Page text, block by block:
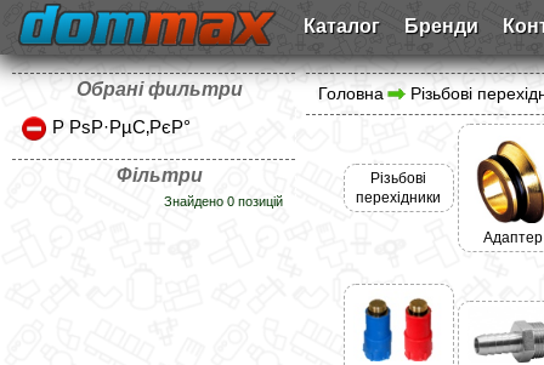
Каталог Бренди
Обрані фильтри
Р РѕР·РµС‚РєР°
Фільтри
Знайдено 0 позицій
Головна Різьбові
Різьбові
перехідники
Адаптер